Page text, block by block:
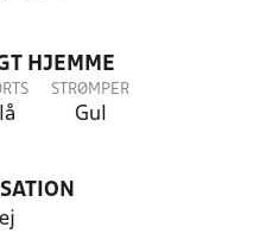
HJEMME
STRØMPER
Gul